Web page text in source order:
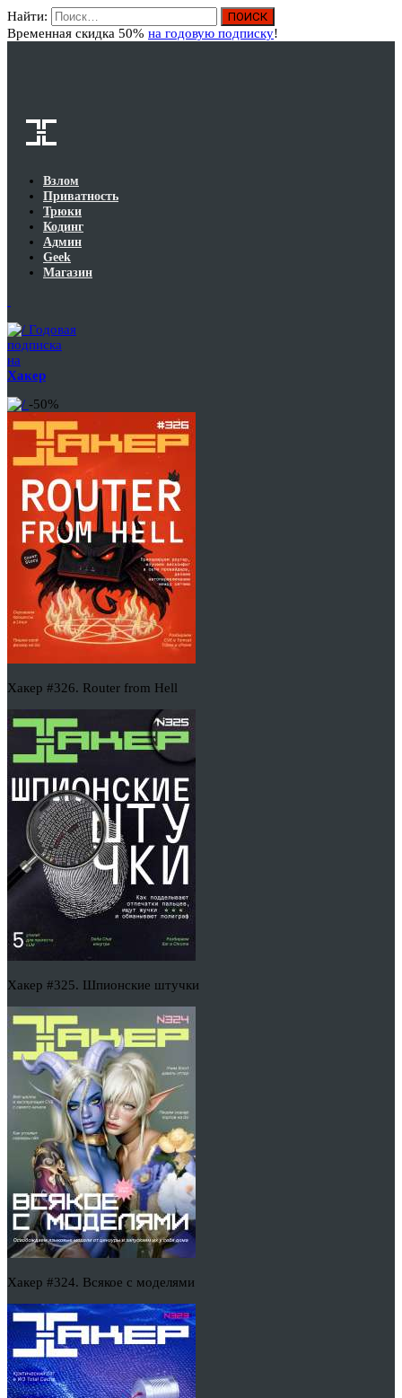
Найти:
Временная скидка 50% на годовую подписку!
Взлом
Приватность
Трюки
Кодинг
Админ
Geek
Магазин
Годовая
подписка
на
Хакер
-50%
Хакер #326. Router from Hell
Хакер #325. Шпионские штучки
Хакер #324. Всякое с моделями